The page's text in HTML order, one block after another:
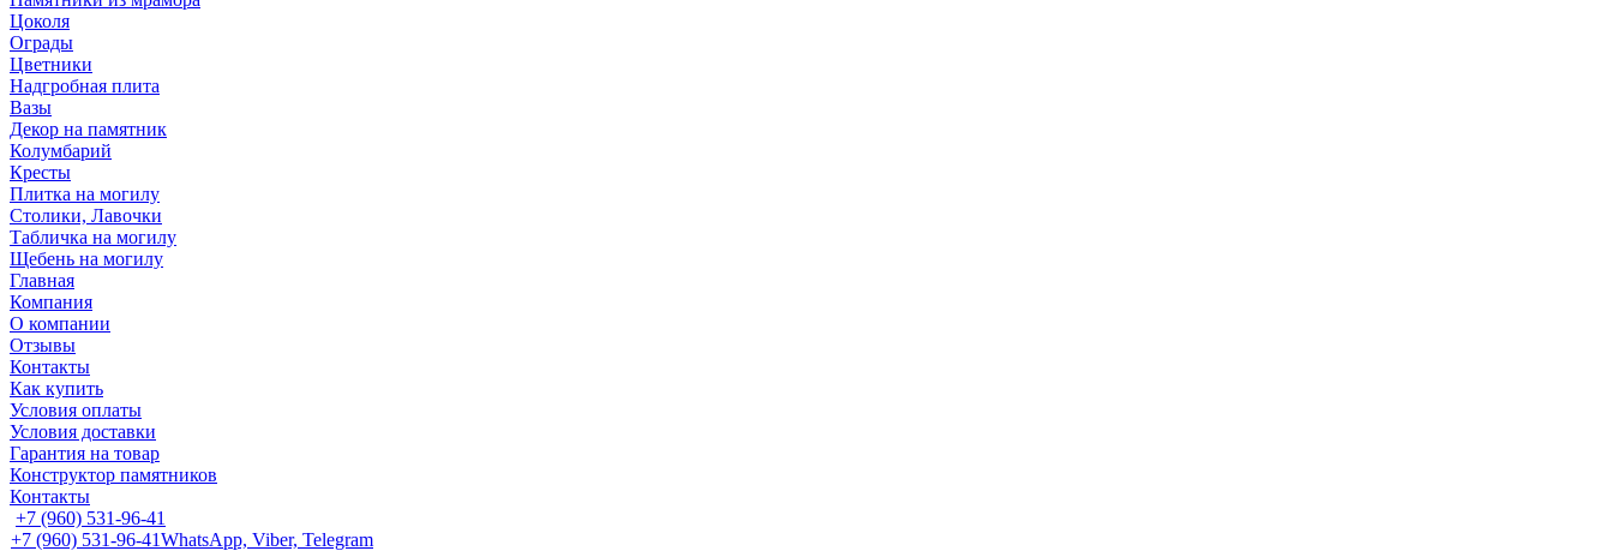
Цоколя
Ограды
Цветники
Надгробная плита
Вазы
Декор на памятник
Колумбарий
Кресты
Плитка на могилу
Столики, Лавочки
Табличка на могилу
Щебень на могилу
Главная
Компания
О компании
Отзывы
Контакты
Как купить
Условия оплаты
Условия доставки
Гарантия на товар
Конструктор памятников
Контакты
+7 (960) 531-96-41
+7 (960) 531-96-41WhatsApp, Viber, Telegram